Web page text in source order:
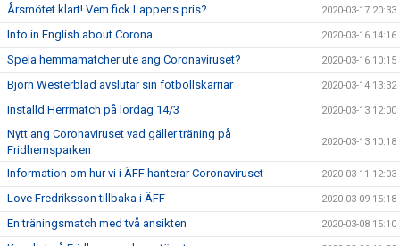
Årsmötet klart! Vem fick Lappens pris? 2020-03-17 20:33
Info in English about Corona 2020-03-16 14:16
Spela hemmamatcher ute ang Coronaviruset? 2020-03-16 10:15
Björn Westerblad avslutar sin fotbollskarriär 2020-03-14 13:32
Inställd Herrmatch på lördag 14/3 2020-03-13 12:00
Nytt ang Coronaviruset vad gäller träning på
Fridhemsparken
2020-03-13 10:18
Information om hur vi i ÄFF hanterar Coronaviruset 2020-03-11 12:03
Love Fredriksson tillbaka i ÄFF 2020-03-09 15:18
En träningsmatch med två ansikten 2020-03-08 15:10